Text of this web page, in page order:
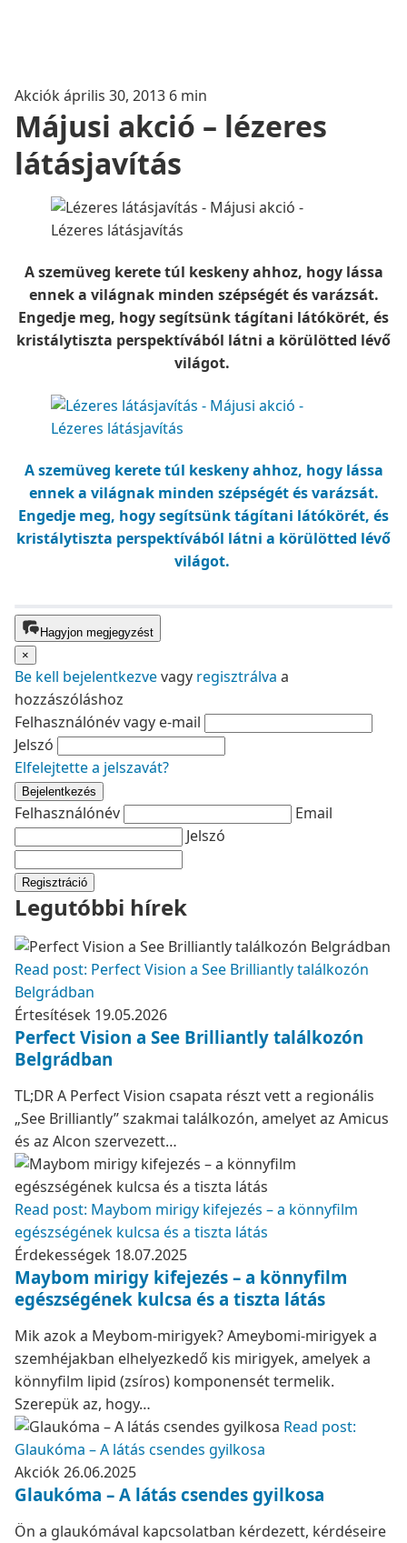
Akciókáprilis 30, 2013 6 min
Májusi akció – lézeres
látásjavítás
A szemüveg kerete túl keskeny ahhoz, hogy lássa
ennek a világnak minden szépségét és varázsát.
Engedje meg, hogy segítsünk tágítani látókörét, és
kristálytiszta perspektívából látni a körülötted lévő
világot.
A szemüveg kerete túl keskeny ahhoz, hogy lássa
ennek a világnak minden szépségét és varázsát.
Engedje meg, hogy segítsünk tágítani látókörét, és
kristálytiszta perspektívából látni a körülötted lévő
világot.
Hagyjon megjegyzést
×
Be kell bejelentkezvevagy regisztrálva a
hozzászóláshoz
Felhasználónév vagy e-mail
Jelszó
Elfelejtette a jelszavát?
Bejelentkezés
Felhasználónév
Email
Jelszó
Regisztráció
Legutóbbi hírek
Read post: Perfect Vision a See Brilliantly találkozón
Belgrádban
Értesítések 19.05.2026
Perfect Vision a See Brilliantly találkozón
Belgrádban
TL;DR A Perfect Vision csapata részt vett a regionális
„See Brilliantly” szakmai találkozón, amelyet az Amicus
és az Alcon szervezett…
Read post: Maybom mirigy kifejezés – a könnyfilm
egészségének kulcsa és a tiszta látás
Érdekességek 18.07.2025
Maybom mirigy kifejezés – a könnyfilm
egészségének kulcsa és a tiszta látás
Mik azok a Meybom-mirigyek? Ameybomi-mirigyek a
szemhéjakban elhelyezkedő kis mirigyek, amelyek a
könnyfilm lipid (zsíros) komponensét termelik.
Szerepük az, hogy…
Read post:
Glaukóma – A látás csendes gyilkosa
Akciók26.06.2025
Glaukóma – A látás csendes gyilkosa
Ön a glaukómával kapcsolatban kérdezett, kérdéseire